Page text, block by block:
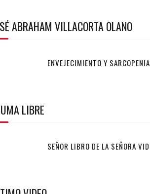
ABRAHAM VILLACORTA OLANO
ENVEJECIMIENTO Y SARCOPENIA
LIBRE
SEÑOR LIBRO DE LA SEÑORA VID